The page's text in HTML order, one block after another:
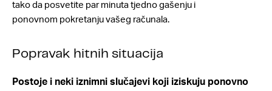
tako da posvetite par minuta tjedno gašenju i
ponovnom pokretanju vašeg računala.
Popravak hitnih situacija
Postoje i neki iznimni slučajevi koji iziskuju ponovno